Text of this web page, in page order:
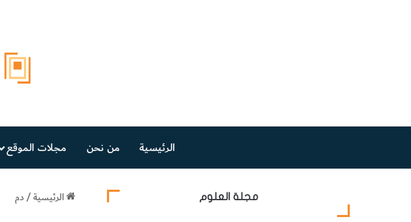
الرئيسية من نحن مجلات الموقع
الرئيسية/دم مجلة العلوم